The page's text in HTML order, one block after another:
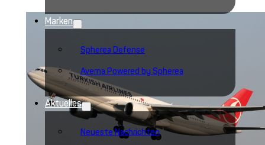
Marken
Spherea Defense
Averna Powered by Spherea
Aktuelles
Neueste Nachrichten